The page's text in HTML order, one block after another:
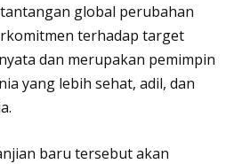
global perubahan
terhadap target
dan merupakan pemimpin
yang lebih sehat, adil, dan
baru tersebut akan